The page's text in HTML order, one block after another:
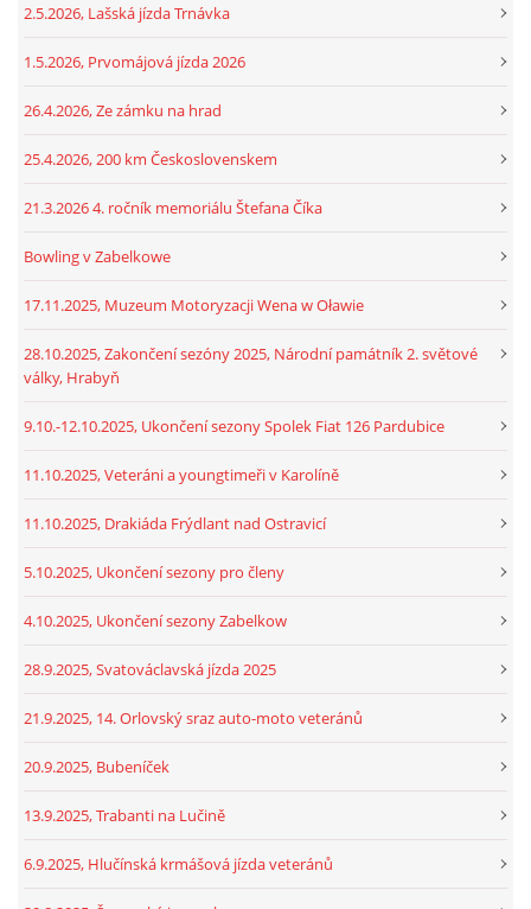
2.5.2026, Lašská jízda Trnávka
1.5.2026, Prvomájová jízda 2026
26.4.2026, Ze zámku na hrad
25.4.2026, 200 km Československem
21.3.2026 4. ročník memoriálu Štefana Číka
Bowling v Zabelkowe
17.11.2025, Muzeum Motoryzacji Wena w Oławie
28.10.2025, Zakončení sezóny 2025, Národní památník 2. světové
války, Hrabyň
9.10.-12.10.2025, Ukončení sezony Spolek Fiat 126 Pardubice
11.10.2025, Veteráni a youngtimeři v Karolíně
11.10.2025, Drakiáda Frýdlant nad Ostravicí
5.10.2025, Ukončení sezony pro členy
4.10.2025, Ukončení sezony Zabelkow
28.9.2025, Svatováclavská jízda 2025
21.9.2025, 14. Orlovský sraz auto-moto veteránů
20.9.2025, Bubeníček
13.9.2025, Trabanti na Lučině
6.9.2025, Hlučínská krmášová jízda veteránů